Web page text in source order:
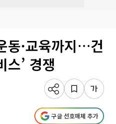
동·교육까지…건
스’ 경쟁
구글 선호매체 추가